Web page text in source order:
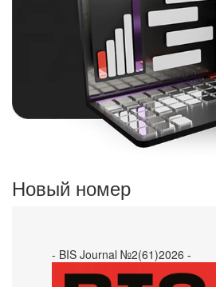
Новый номер
- BIS Journal №2(61)2026 -